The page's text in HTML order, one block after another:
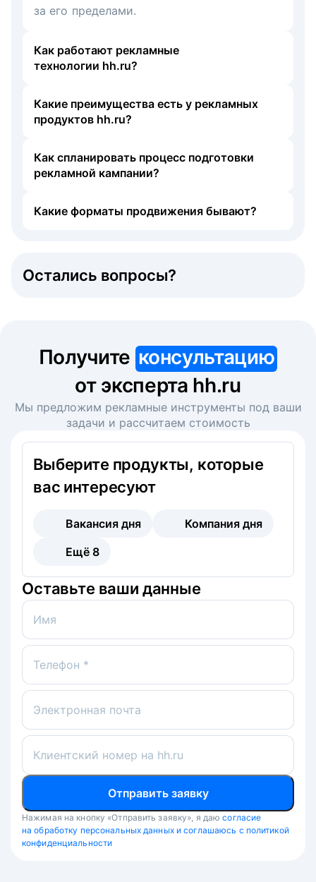
за его пределами.
Как работают рекламные
технологии hh.ru?
Какие преимущества есть у рекламных
продуктов hh.ru?
Как спланировать процесс подготовки
рекламной кампании?
Какие форматы продвижения бывают?
Остались вопросы?
Получите консультацию
от эксперта hh.ru
Мы предложим рекламные инструменты под ваши
задачи и рассчитаем стоимость
Выберите продукты, которые
вас интересуют
Вакансия дня
Компания дня
Ещё 8
Оставьте ваши данные
Имя
Телефон *
Электронная почта
Клиентский номер на hh.ru
Отправить заявку
Нажимая на кнопку «Отправить заявку», я даю согласие
на обработку персональных данных и соглашаюсь с политикой
конфиденциальности